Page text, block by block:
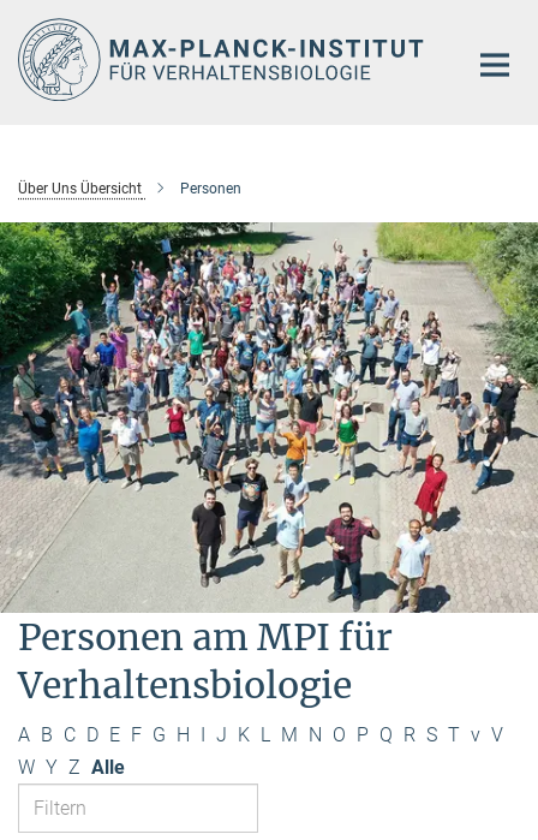
Hauptinhalt
Über Uns Übersicht Personen
Personen am MPI für
Verhaltensbiologie
A B C D E F G H J K L M N O P Q R S T v V
W Y Z Alle